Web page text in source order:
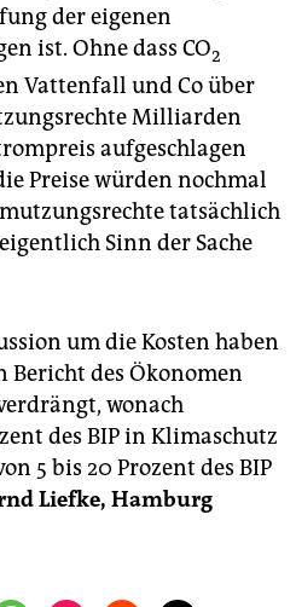
der eigenen
ist. Ohne dass CO2
Vattenfall und Co über
Milliarden
aufgeschlagen
Preise würden nochmal
tatsächlich
Sinn der Sache
um die Kosten haben
Bericht des Ökonomen
wonach
des BIP in Klimaschutz
5 bis 20 Prozent des BIP
Liefke, Hamburg